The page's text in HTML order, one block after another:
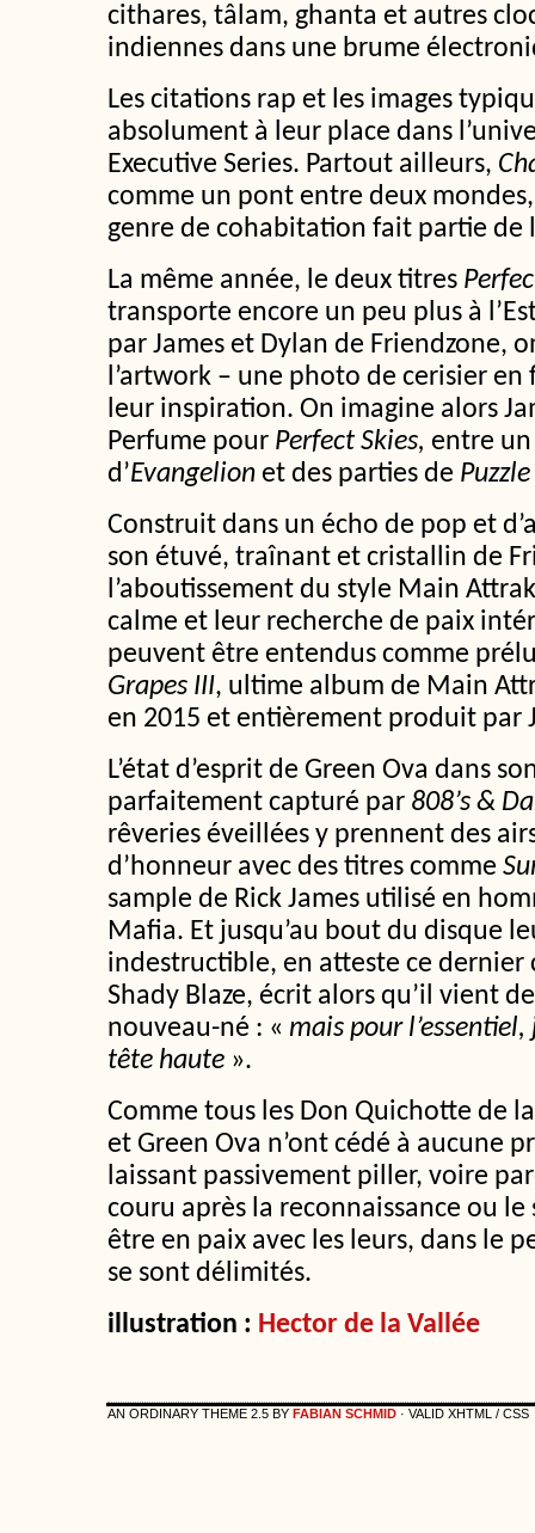
cithares, tâlam, ghanta et autres
indiennes dans une brume
Les citations rap et les images
absolument à leur place dans
Executive Series. Partout ailleurs,
comme un pont entre deux
genre de cohabitation fait partie de
La même année, le deux titres
transporte encore un peu plus à
par James et Dylan de Friendzone,
l’artwork – une photo de cerisier en
leur inspiration. On imagine alors
Perfume pour Perfect Skies, entre
d’Evangelion et des parties de
Construit dans un écho de pop et
son étuvé, traînant et cristallin de
l’aboutissement du style Main
calme et leur recherche de paix
peuvent être entendus comme
Grapes III, ultime album de Main
en 2015 et entièrement produit par
L’état d’esprit de Green Ova dans
parfaitement capturé par 808’s &
rêveries éveillées y prennent des
d’honneur avec des titres comme
sample de Rick James utilisé en
Mafia. Et jusqu’au bout du disque
indestructible, en atteste ce
Shady Blaze, écrit alors qu’il vient
nouveau-né : « mais pour
tête haute ».
Comme tous les Don Quichotte de
et Green Ova n’ont cédé à aucune
laissant passivement piller, voire
couru après la reconnaissance ou
être en paix avec les leurs, dans le
se sont délimités.
illustration : Hector de la Vallée
AN ORDINARY THEME 2.5 BY FABIAN SCHMID · VALID XHTML / CSS